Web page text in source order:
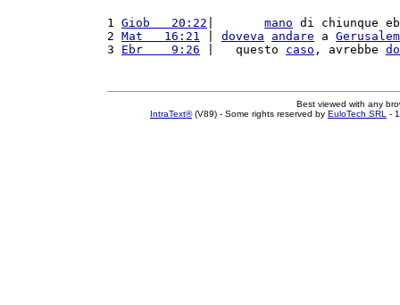
1 Giob   20:22 mano di chiunque
2 Mat   16:21 doveva andare a
3 Ebr    9:26 |   questo caso , avrebbe
Best viewed with any
IntraText®(V89) - Some rights reserved by EuloTech SRL -